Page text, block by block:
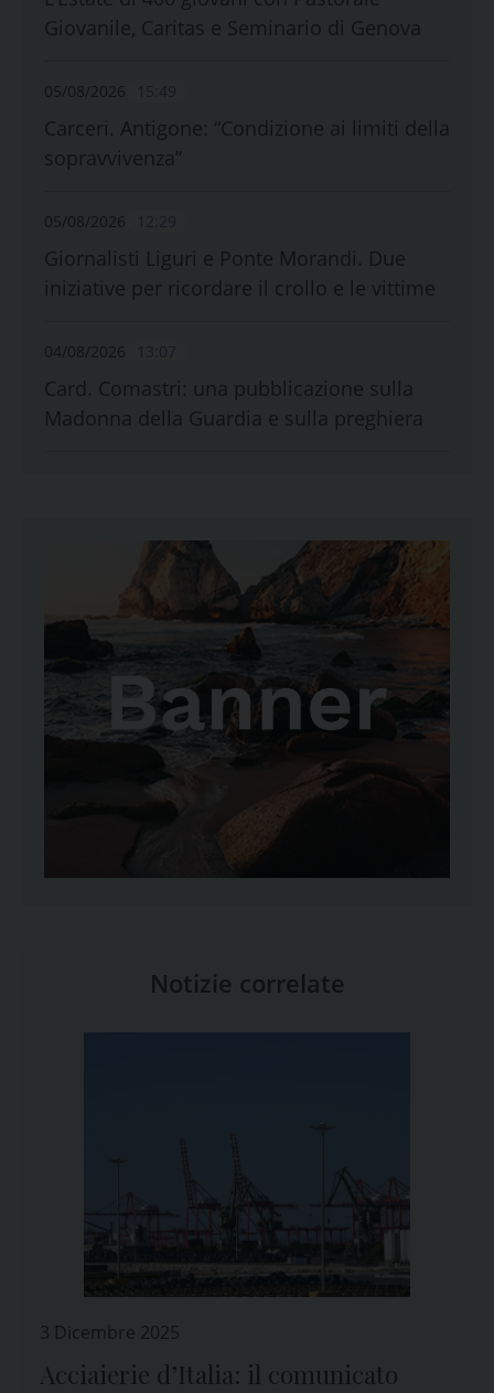
Giovanile, Caritas e Seminario di Genova
05/08/2026
Carceri. Antigone: “Condizione ai limiti della
sopravvivenza”
05/08/2026
Giornalisti Liguri e Ponte Morandi. Due
iniziative per ricordare il crollo e le vittime
04/08/2026
Card. Comastri: una pubblicazione sulla
Madonna della Guardia e sulla preghiera
Notizie correlate
3 Dicembre 2025
Acciaierie d’Italia: il comunicato